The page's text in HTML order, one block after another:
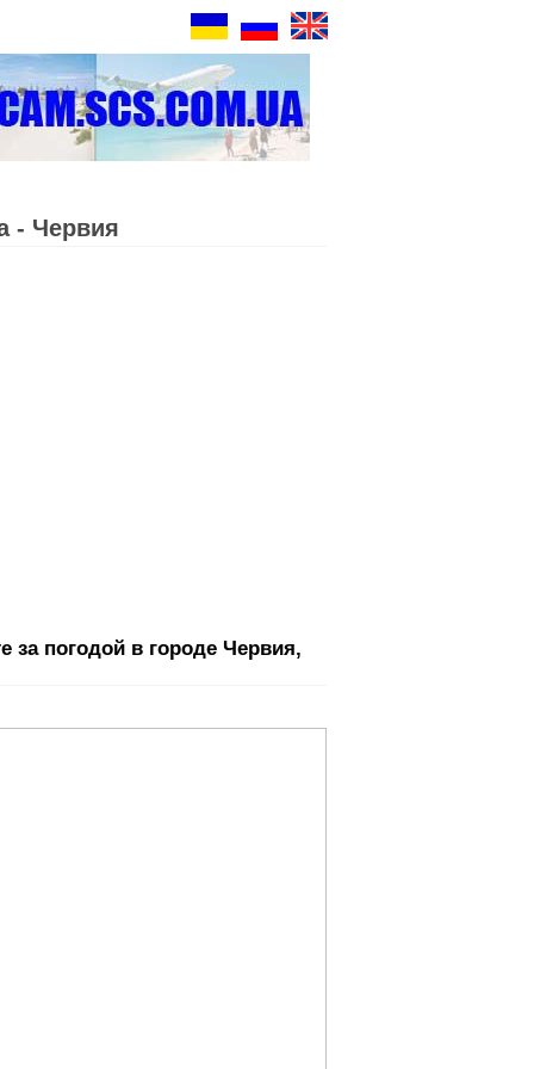
- Червия
погодой в городе Червия,